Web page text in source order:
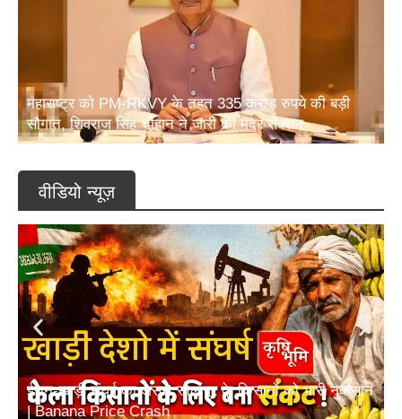
महाराष्ट्र को PM-RKVY के तहत 335 करोड़ रुपये की बड़ी
सौगात, शिवराज सिंह चौहान ने जारी की मदर सैंक्शन
वीडियो न्यूज़
ईरान-खाड़ी संघर्ष का असर! सोलापुर के किसानों को भारी नुकसान
| Banana Price Crash